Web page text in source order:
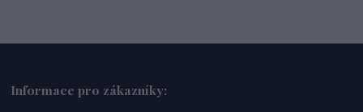
Informace pro zákazníky: